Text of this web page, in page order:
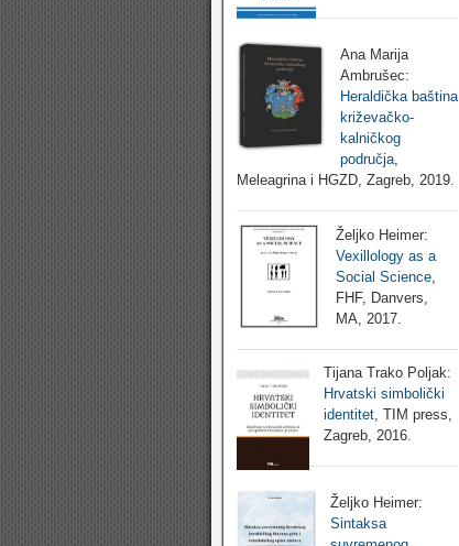
Ana Marija
Ambrušec:
Heraldička baština
križevačko-
kalničkog
područja,
Meleagrina i HGZD, Zagreb, 2019.
Željko Heimer:
Vexillology as a
Social Science
FHF, Danvers,
MA, 2017.
Tijana Trako Poljak:
Hrvatski simbolički
identitet, TIM press,
Zagreb, 2016.
Željko Heimer:
Sintaksa